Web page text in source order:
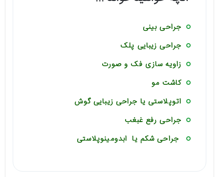
جراحی بینی
جراحی زیبایی پلک
زاویه سازی فک و صورت
کاشت مو
اتوپلاستی یا جراحی زیبایی گوش
جراحی رفع غبغب
جراحی شکم یا ابدومینوپلاستی